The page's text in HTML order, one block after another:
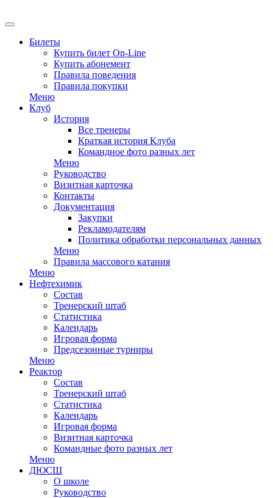
Билеты
Купить билет On-Line
Купить абонемент
Правила поведения
Правила покупки
Меню
Клуб
История
Все тренеры
Краткая история Клуба
Командное фото разных лет
Меню
Руководство
Визитная карточка
Контакты
Документация
Закупки
Рекламодателям
Политика обработки персональных данных
Меню
Правила массового катания
Меню
Нефтехимик
Состав
Тренерский штаб
Статистика
Календарь
Игровая форма
Предсезонные турниры
Меню
Реактор
Состав
Тренерский штаб
Статистика
Календарь
Игровая форма
Визитная карточка
Командные фото разных лет
Меню
ДЮСШ
О школе
Руководство